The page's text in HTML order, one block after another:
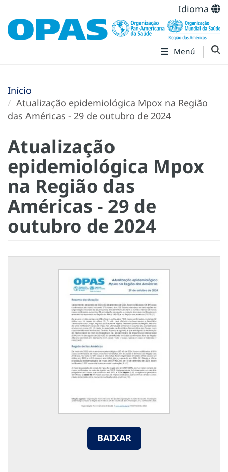
Idioma
Menú
Início
Atualização epidemiológica Mpox na Região
das Américas - 29 de outubro de 2024
Atualização
epidemiológica Mpox
na Região das
Américas - 29 de
outubro de 2024
BAIXAR